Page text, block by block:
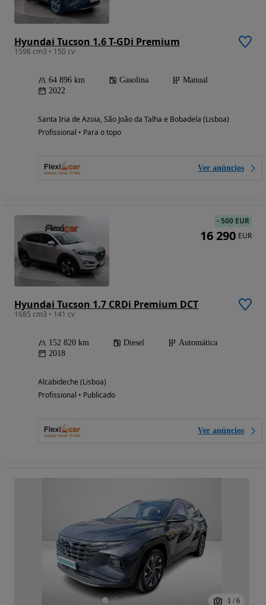
Hyundai Tucson 1.6 T-GDi Premium
1598 cm3 • 150 cv
64 896 km Gasolina
Manual
2022
Santa Iria de Azoia, São João da Talha e Bobadela (Lisboa)
Profissional • Para o topo
Ver anúncios
Hyundai Tucson 1.7 CRDi Premium DCT
1685 cm3 • 141 cv
152 820 km Diesel
Automática
2018
Alcabideche (Lisboa)
Profissional • Publicado
Ver anúncios
-500 EUR
16 290 EUR
1 / 6